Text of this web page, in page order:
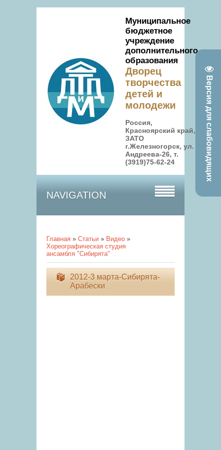
Версия для слабовидящих
Муниципальное
бюджетное
учреждение
дополнительного
образования
Дворец
творчества
детей и
молодежи
Россия,
Красноярский край,
ЗАТО
г.Железногорск, ул.
Андреева-26, т.
(3919)75-62-24
NAVIGATION
Главная » Статьи » Видео »
Хореографическая студия
ансамбля "Сибирята"
2012-3 марта-Сибирята-
Арабески